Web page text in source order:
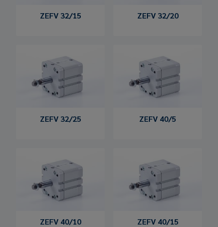
ZEFV 32/15 ZEFV 32/20
ZEFV 32/25 ZEFV 40/5
ZEFV 40/10 ZEFV 40/15